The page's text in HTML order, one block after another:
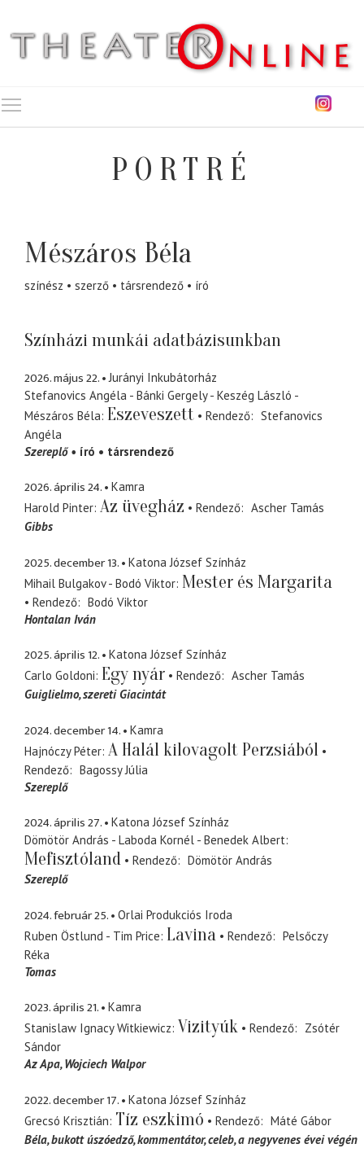
PORTRÉ
Mészáros Béla
színész szerző társrendező író
Színházi munkái adatbázisunkban
2026. május 22.
Jurányi Inkubátorház
Stefanovics Angéla - Bánki Gergely - Keszég László -
Mészáros Béla Eszeveszett Rendező
Stefanovics
Angéla
Szereplő
író társrendező
2026. április 24.
Kamra
Harold Pinter Az üvegház Rendező
Ascher Tamás
Gibbs
2025. december 13.
Katona József Színház
Mihail Bulgakov - Bodó Viktor Mester és Margarita
Rendező
Bodó Viktor
Hontalan Iván
2025. április 12.
Katona József Színház
Carlo Goldoni Egy nyár Rendező
Ascher Tamás
Guiglielmo szereti Giacintát
2024. december 14.
Kamra
Hajnóczy Péter A Halál kilovagolt Perzsiából
Rendező
Bagossy Júlia
Szereplő
2024. április 27.
Katona József Színház
Dömötör András - Laboda Kornél - Benedek Albert
Mefisztóland Rendező
Dömötör András
Szereplő
2024. február 25.
Orlai Produkciós Iroda
Ruben Östlund - Tim Price Lavina Rendező
Pelsőczy
Réka
Tomas
2023. április 21.
Kamra
Stanislaw Ignacy Witkiewicz Vizityúk Rendező
Zsótér
Sándor
Az Apa, Wojciech Walpor
2022. december 17.
Katona József Színház
Grecsó Krisztián Tíz eszkimó Rendező
Máté Gábor
Béla bukott úszóedző, kommentátor, celeb, a negyvenes évei végén